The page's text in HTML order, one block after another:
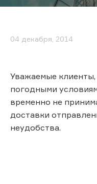
04 декабря, 2014
Уважаемые клиенты,
погодными
временно не
доставки
неудобства.